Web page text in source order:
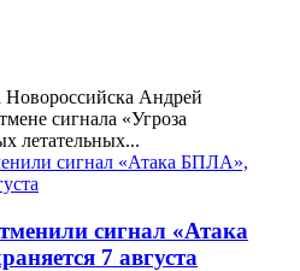
Новороссийска Андрей
сигнала «Угроза
летательных...
сигнал «Атака
7 августа